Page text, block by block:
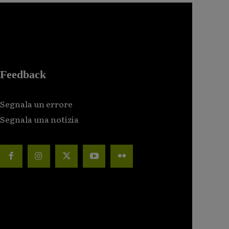
Feedback
Segnala un errore
Segnala una notizia